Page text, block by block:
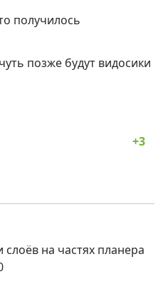
получилось
позже будут видосики
на частях планера